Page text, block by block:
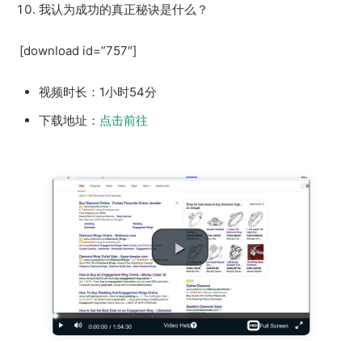
我认为成功的真正秘诀是什么？
[download id=”757″]
视频时长：1小时54分
下载地址： 点击前往